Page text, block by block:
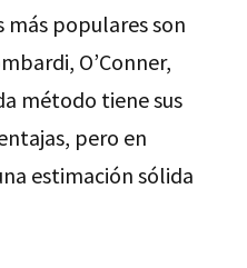
más populares son
O’Conner,
método tiene sus
pero en
estimación sólida